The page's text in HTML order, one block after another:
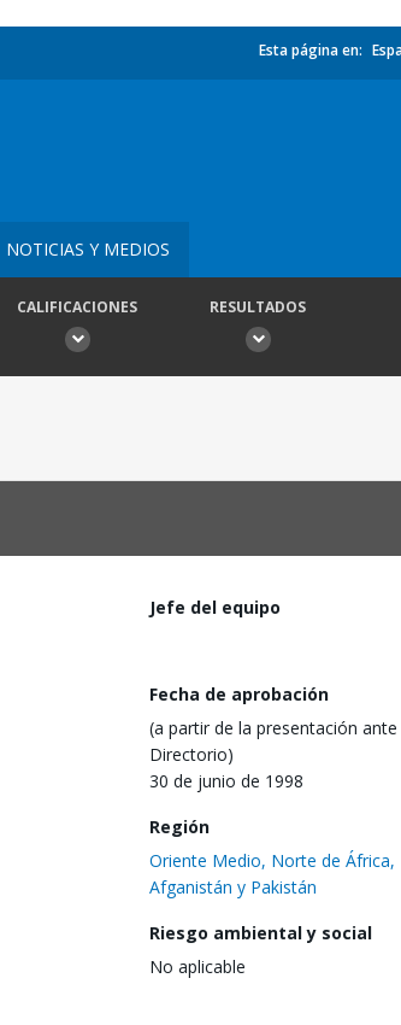
Esta página en:
NOTICIAS Y MEDIOS
CALIFICACIONES RESULTADOS
Jefe del equipo
Fecha de aprobación
(a partir de la presentación ante
Directorio)
30 de junio de 1998
Región
Oriente Medio, Norte de África,
Afganistán y Pakistán
Riesgo ambiental y social
No aplicable